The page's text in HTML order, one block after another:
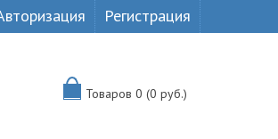
Регистрация
Товаров 0 (0 руб.)